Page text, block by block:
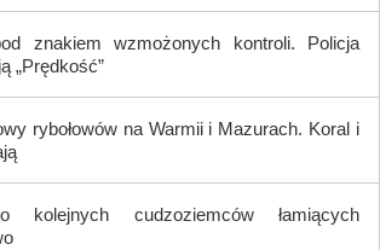
znakiem wzmożonych kontroli. Policja
„Prędkość”
rybołowów na Warmii i Mazurach. Koral i
kolejnych cudzoziemców łamiących